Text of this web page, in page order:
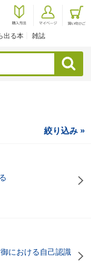
出る本 雑誌
検索
絞り込み »
における自己認識